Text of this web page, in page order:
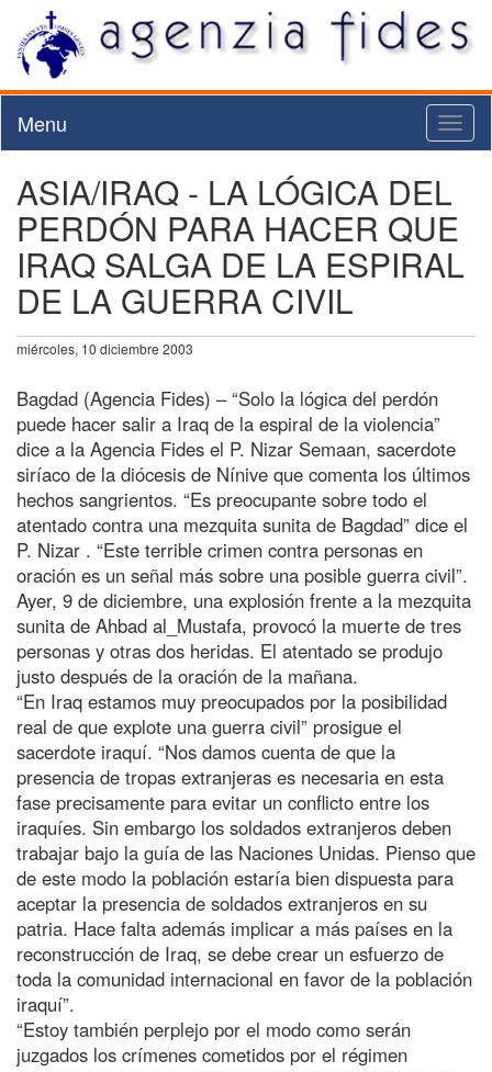
Menu
ASIA/IRAQ - LA LÓGICA DEL
PERDÓN PARA HACER QUE
IRAQ SALGA DE LA ESPIRAL
DE LA GUERRA CIVIL
miércoles, 10 diciembre 2003
Bagdad (Agencia Fides) – “Solo la lógica del perdón
puede hacer salir a Iraq de la espiral de la violencia”
dice a la Agencia Fides el P. Nizar Semaan, sacerdote
siríaco de la diócesis de Nínive que comenta los últimos
hechos sangrientos. “Es preocupante sobre todo el
atentado contra una mezquita sunita de Bagdad” dice el
P. Nizar . “Este terrible crimen contra personas en
oración es un señal más sobre una posible guerra civil”.
Ayer, 9 de diciembre, una explosión frente a la mezquita
sunita de Ahbad al_Mustafa, provocó la muerte de tres
personas y otras dos heridas. El atentado se produjo
justo después de la oración de la mañana.
“En Iraq estamos muy preocupados por la posibilidad
real de que explote una guerra civil” prosigue el
sacerdote iraquí. “Nos damos cuenta de que la
presencia de tropas extranjeras es necesaria en esta
fase precisamente para evitar un conflicto entre los
iraquíes. Sin embargo los soldados extranjeros deben
trabajar bajo la guía de las Naciones Unidas. Pienso que
de este modo la población estaría bien dispuesta para
aceptar la presencia de soldados extranjeros en su
patria. Hace falta además implicar a más países en la
reconstrucción de Iraq, se debe crear un esfuerzo de
toda la comunidad internacional en favor de la población
iraquí”.
“Estoy también perplejo por el modo como serán
juzgados los crímenes cometidos por el régimen